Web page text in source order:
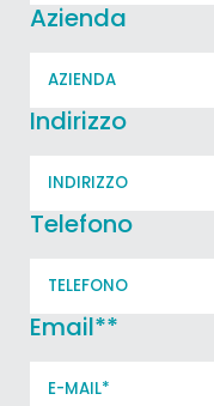
Azienda
Indirizzo
Telefono
Email**